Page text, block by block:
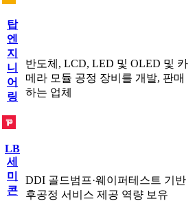
탑
엔
지
니
어
링
반도체, LCD, LED 및 OLED 및 카
메라 모듈 공정 장비를 개발, 판매
하는 업체
LB
세
미
콘
DDI 골드범프·웨이퍼테스트 기반
후공정 서비스 제공 역량 보유